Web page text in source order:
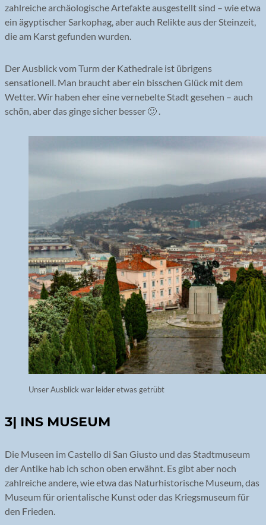
zahlreiche archäologische Artefakte ausgestellt sind – wie etwa
ein ägyptischer Sarkophag, aber auch Relikte aus der Steinzeit,
die am Karst gefunden wurden.
Der Ausblick vom Turm der Kathedrale ist übrigens
sensationell. Man braucht aber ein bisschen Glück mit dem
Wetter. Wir haben eher eine vernebelte Stadt gesehen – auch
schön, aber das ginge sicher besser 🙂 .
Unser Ausblick war leider etwas getrübt
3| INS MUSEUM
Die Museen im Castello di San Giusto und das Stadtmuseum
der Antike hab ich schon oben erwähnt. Es gibt aber noch
zahlreiche andere, wie etwa das Naturhistorische Museum, das
Museum für orientalische Kunst oder das Kriegsmuseum für
den Frieden.